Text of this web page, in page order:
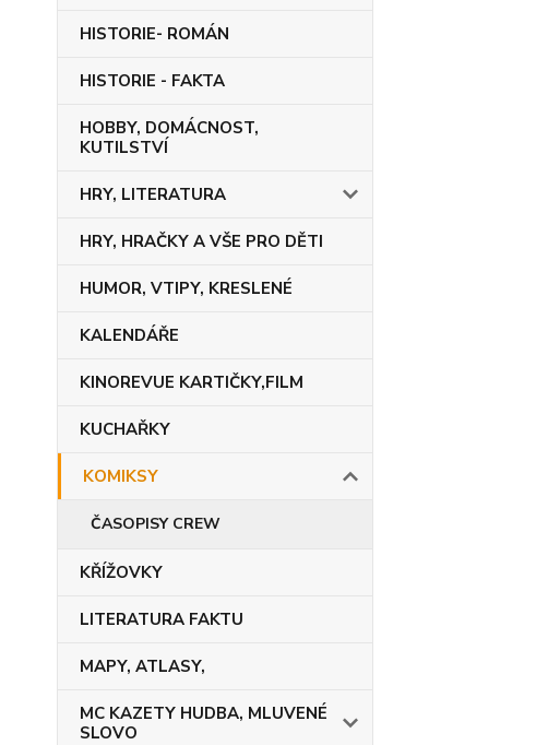
HISTORIE- ROMÁN
HISTORIE - FAKTA
HOBBY, DOMÁCNOST,
KUTILSTVÍ
HRY, LITERATURA
HRY, HRAČKY A VŠE PRO DĚTI
HUMOR, VTIPY, KRESLENÉ
KALENDÁŘE
KINOREVUE KARTIČKY,FILM
KUCHAŘKY
KOMIKSY
ČASOPISY CREW
KŘÍŽOVKY
LITERATURA FAKTU
MAPY, ATLASY,
MC KAZETY HUDBA, MLUVENÉ
SLOVO